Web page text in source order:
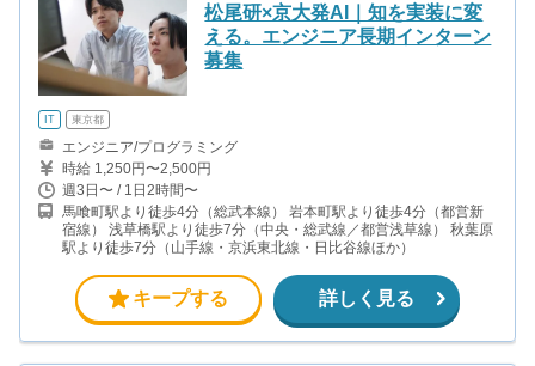
松尾研×京大発AI｜知を実装に変
える。エンジニア長期インターン
募集
IT 東京都
エンジニア/プログラミング
時給 1,250円〜2,500円
週3日〜 / 1日2時間〜
馬喰町駅より徒歩4分（総武本線） 岩本町駅より徒歩4分（都営新
宿線） 浅草橋駅より徒歩7分（中央・総武線／都営浅草線） 秋葉原
駅より徒歩7分（山手線・京浜東北線・日比谷線ほか）
キープする 詳しく見る